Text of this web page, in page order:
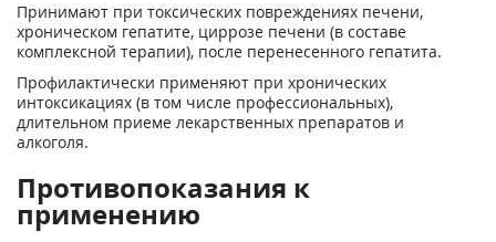
Принимают при токсических повреждениях печени,
хроническом гепатите, циррозе печени (в составе
комплексной терапии), после перенесенного гепатита.
Профилактически применяют при хронических
интоксикациях (в том числе профессиональных),
длительном приеме лекарственных препаратов и
алкоголя.
Противопоказания к
применению